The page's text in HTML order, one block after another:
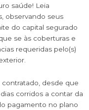
saúde! Leia
observando seus
do capital segurado
se às coberturas e
requeridas pelo(s)
desde que
corridos a contar da
pagamento no plano